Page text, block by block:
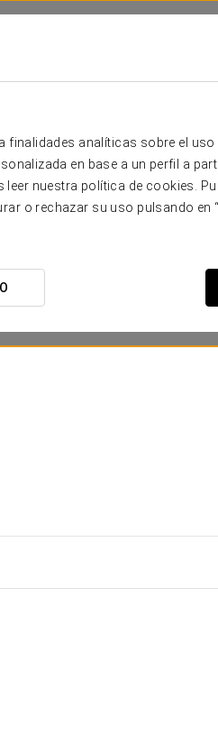
analíticas sobre el uso
en base a un perfil a
nuestra política de cookies.
o rechazar su uso pulsando en